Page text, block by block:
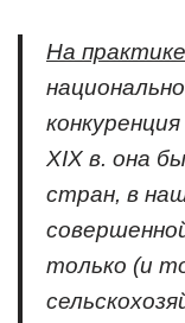
На практике
XIX в. она
стран, в
только (и